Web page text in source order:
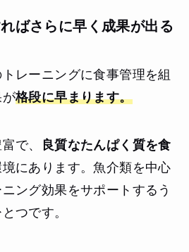
ばさらに早く成果が出る
レーニングに食事管理を組
が格段に早まります。
で、
良質なたんぱく質を食
境にあります。魚介類を中心
ング効果をサポートするう
つです。